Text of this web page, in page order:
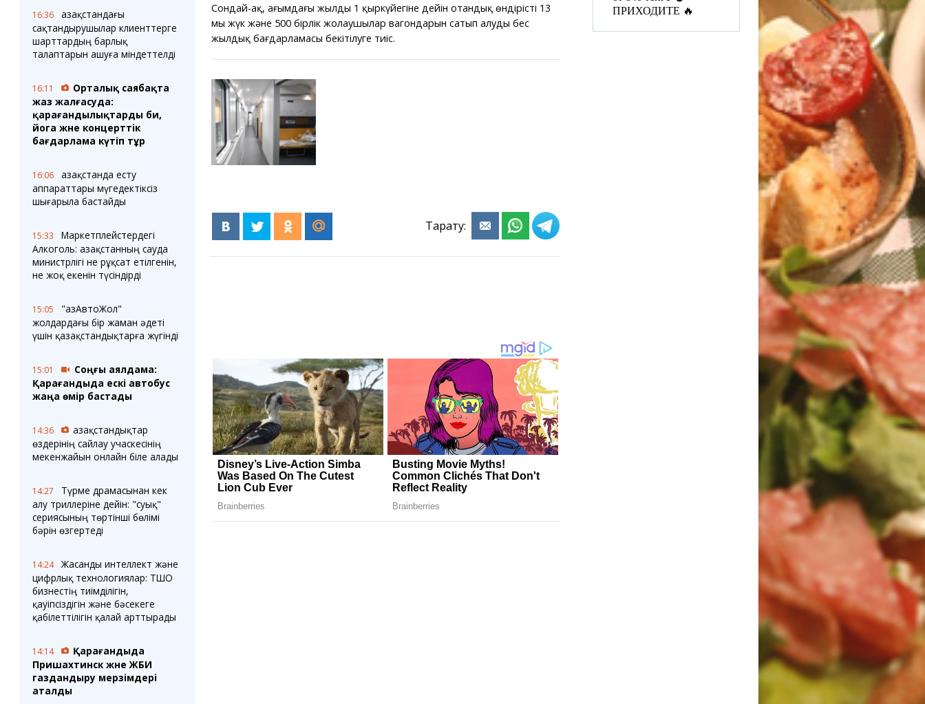
16:36
Қазақстандағы
сақтандырушылар клиенттерге
шарттардың барлық
талаптарын ашуға міндеттелді
16:11
Орталық саябақта
жаз жалғасуда:
қарағандылықтарды би,
йога және концерттік
бағдарлама күтіп тұр
16:06
Қазақстанда есту
аппараттары мүгедектіксіз
шығарыла бастайды
15:33
Маркетплейстердегі
Алкоголь: Қазақстанның сауда
министрлігі не рұқсат етілгенін,
не жоқ екенін түсіндірді
15:05
"ҚазАвтоЖол"
жолдардағы бір жаман әдеті
үшін қазақстандықтарға жүгінді
15:01
Соңғы аялдама:
Қарағандыда ескі автобус
жаңа өмір бастады
14:36
Қазақстандықтар
өздерінің сайлау учаскесінің
мекенжайын онлайн біле алады
14:27
Түрме драмасынан кек
алу триллеріне дейін: "суық"
сериясының төртінші бөлімі
бәрін өзгертеді
14:24
Жасанды интеллект және
цифрлық технологиялар: ТШО
бизнестің тиімділігін,
қауіпсіздігін және бәсекеге
қабілеттілігін қалай арттырады
14:14
Қарағандыда
Пришахтинск және ЖБИ
газдандыру мерзімдері
аталды
Сондай-ақ, ағымдағы жылдың 1 қыркүйегіне дейін отандық өндірістің 13
мың жүк және 500 бірлік жолаушылар вагондарын сатып алудың бес
жылдық бағдарламасы бекітілуге тиіс.
Тарату: